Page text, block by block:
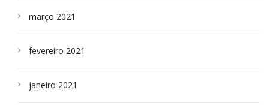
março 2021
fevereiro 2021
janeiro 2021